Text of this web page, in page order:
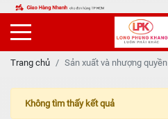
Trang chủ Sản xuất và nhượng quyền
Không tìm thấy kết quả